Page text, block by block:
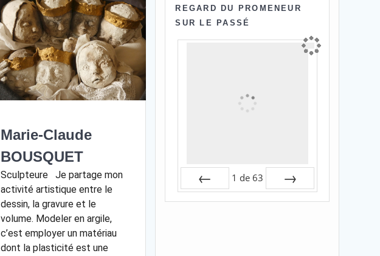
Marie-Claude
BOUSQUET
Sculpteure Je partage mon
activité artistique entre le
dessin, la gravure et le
volume. Modeler en argile,
c’est employer un matériau
dont la plasticité est une
REGARD DU PROMENEUR
SUR LE PASSÉ
Préc
1 de 63
Suiv.